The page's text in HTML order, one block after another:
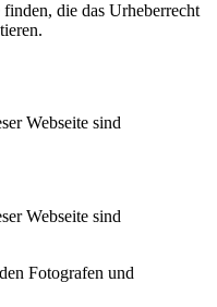
die das Urheberrecht
Webseite sind
Webseite sind
Fotografen und